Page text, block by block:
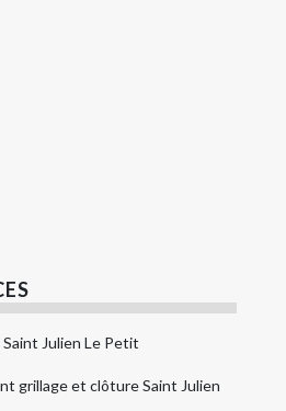
Julien Le Petit
grillage et clôture Saint Julien